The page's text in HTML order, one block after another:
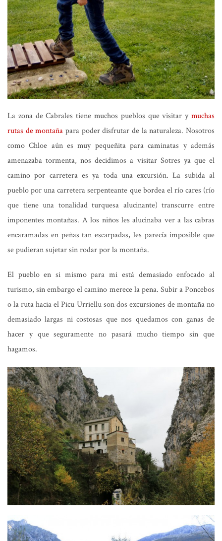
La zona de Cabrales tiene muchos pueblos que visitar y muchas
rutas de montaña para poder disfrutar de la naturaleza. Nosotros
como Chloe aún es muy pequeñita para caminatas y además
amenazaba tormenta, nos decidimos a visitar Sotres ya que el
camino por carretera es ya toda una excursión. La subida al
pueblo por una carretera serpenteante que bordea el río cares (río
que tiene una tonalidad turquesa alucinante) transcurre entre
imponentes montañas. A los niños les alucinaba ver a las cabras
encaramadas en peñas tan escarpadas, les parecía imposible que
se pudieran sujetar sin rodar por la montaña.
El pueblo en si mismo para mi está demasiado enfocado al
turismo, sin embargo el camino merece la pena. Subir a Poncebos
o la ruta hacia el Picu Urriellu son dos excursiones de montaña no
demasiado largas ni costosas que nos quedamos con ganas de
hacer y que seguramente no pasará mucho tiempo sin que
hagamos.